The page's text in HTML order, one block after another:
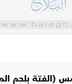
(الفتة بلحم